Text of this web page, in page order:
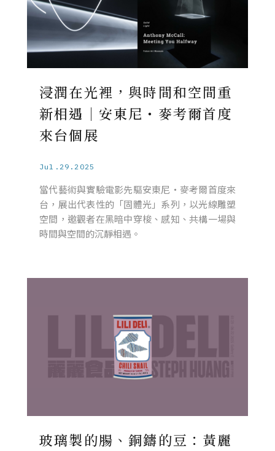
浸潤在光裡，與時間和空間重
新相遇｜安東尼・麥考爾首度
來台個展
Jul.29.2025
當代藝術與實驗電影先驅安東尼・麥考爾首度來
台，展出代表性的「固體光」系列，以光線雕塑
空間，邀觀者在黑暗中穿梭、感知、共構一場與
時間與空間的沉靜相遇。
玻璃製的腸、銅鑄的豆：黃麗